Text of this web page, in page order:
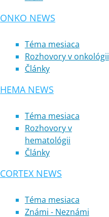
ONKO NEWS
Téma mesiaca
Rozhovory v onkológii
Články
HEMA NEWS
Téma mesiaca
Rozhovory v
hematológii
Články
CORTEX NEWS
Téma mesiaca
Známi - Neznámi